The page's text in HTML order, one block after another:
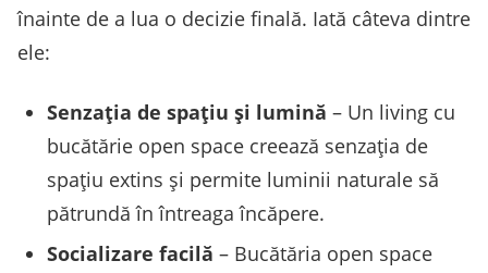
înainte de a lua o decizie finală. Iată câteva dintre
ele:
Senzația de spațiu și lumină – Un living cu
bucătărie open space creează senzația de
spațiu extins și permite luminii naturale să
pătrundă în întreaga încăpere.
Socializare facilă – Bucătăria open space